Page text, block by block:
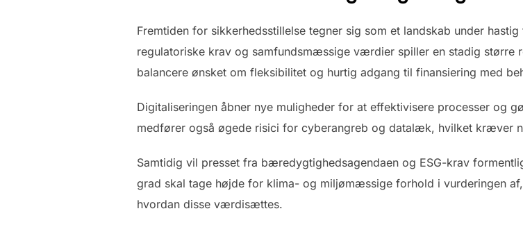
Fremtiden for sikkerhedsstillelse tegner sig som et landskab under
regulatoriske krav og samfundsmæssige værdier spiller en stadig større
balancere ønsket om fleksibilitet og hurtig adgang til finansiering med
Digitaliseringen åbner nye muligheder for at effektivisere processer og
medfører også øgede risici for cyberangreb og datalæk, hvilket kræver
Samtidig vil presset fra bæredygtighedsagendaen og ESG-krav
grad skal tage højde for klima- og miljømæssige forhold i vurderingen
hvordan disse værdisættes.